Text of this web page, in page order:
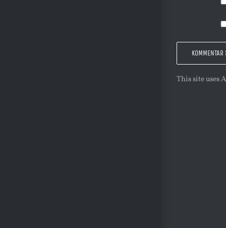
This site uses